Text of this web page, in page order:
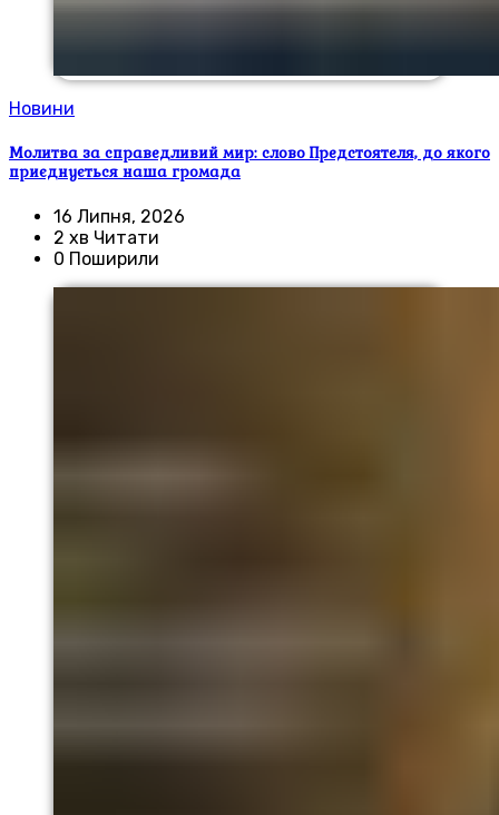
Новини
Молитва за справедливий мир: слово Предстоятеля, до якого
приєднується наша громада
16 Липня, 2026
2 хв Читати
0 Поширили